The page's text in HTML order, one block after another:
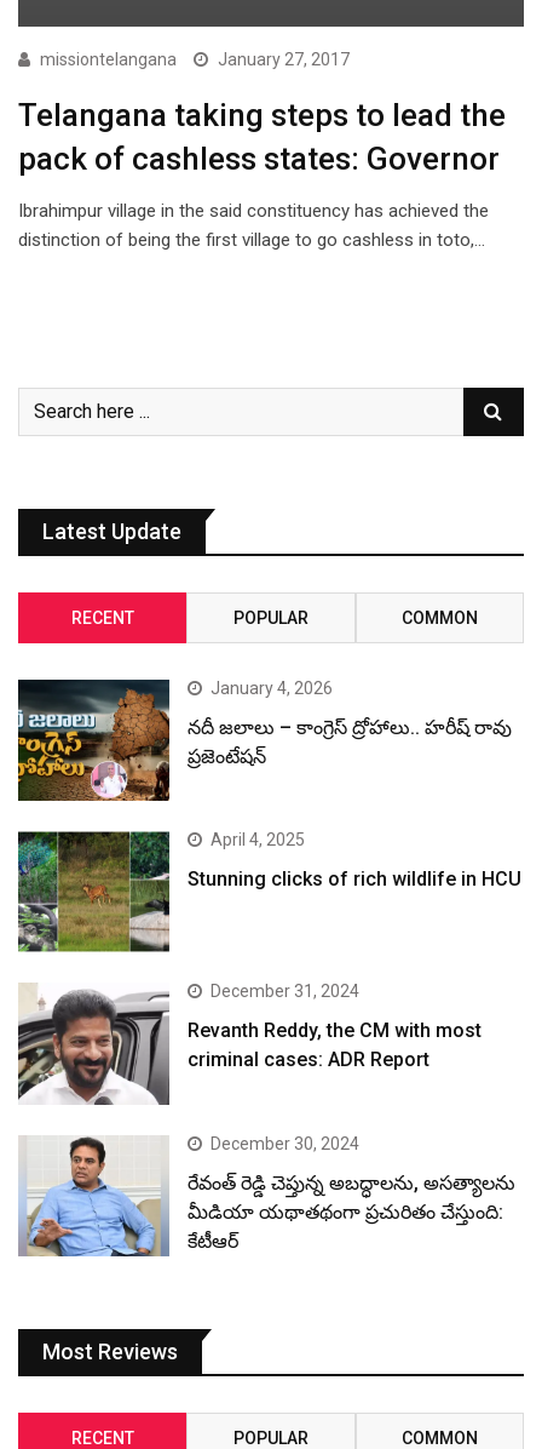
missiontelangana January 27, 2017
Telangana taking steps to lead the
pack of cashless states: Governor
Ibrahimpur village in the said constituency has achieved the
distinction of being the first village to go cashless in toto,…
Latest Update
RECENT POPULAR COMMON
January 4, 2026
నదీ జలాలు – కాంగ్రెస్ ద్రోహాలు.. హరీష్ రావు
ప్రజెంటేషన్
April 4, 2025
Stunning clicks of rich wildlife in HCU
December 31, 2024
Revanth Reddy, the CM with most
criminal cases: ADR Report
December 30, 2024
రేవంత్ రెడ్డి చెప్తున్న అబద్ధాలను, అసత్యాలను
మీడియా యథాతథంగా ప్రచురితం చేస్తుంది:
కేటీఆర్
Most Reviews
RECENT POPULAR COMMON